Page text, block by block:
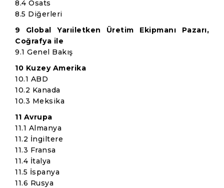
8.4 Osats
8.5 Diğerleri
9 Global Yarıiletken Üretim Ekipmanı Pazarı,
Coğrafya ile
9.1 Genel Bakış
10 Kuzey Amerika
10.1 ABD
10.2 Kanada
10.3 Meksika
11 Avrupa
11.1 Almanya
11.2 İngiltere
11.3 Fransa
11.4 İtalya
11.5 İspanya
11.6 Rusya